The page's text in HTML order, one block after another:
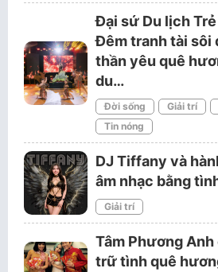
Đại sứ Du lịch
Đêm tranh tài sôi
thần yêu quê
du…
Đời sống Giải trí
Tin nóng
DJ Tiffany và
âm nhạc bằng
Giải trí
Tâm Phương
trữ tình quê